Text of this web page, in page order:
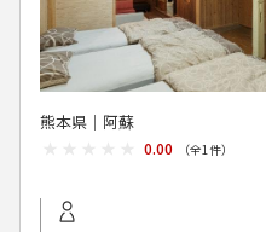
熊本県│阿蘇
0.00 （全1 件）